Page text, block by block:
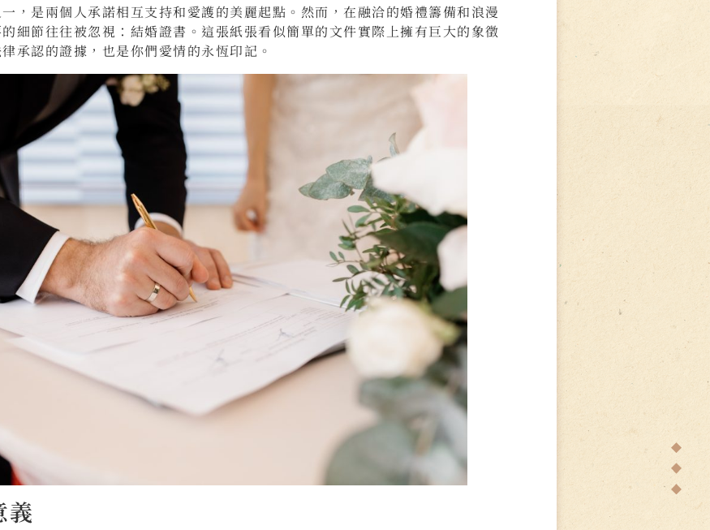
，是兩個人承諾相互支持和愛護的美麗起點。然而，在融洽的婚禮籌備和浪漫
細節往往被忽視：結婚證書。這張紙張看似簡單的文件實際上擁有巨大的象徵
承認的證據，也是你們愛情的永恆印記。
義